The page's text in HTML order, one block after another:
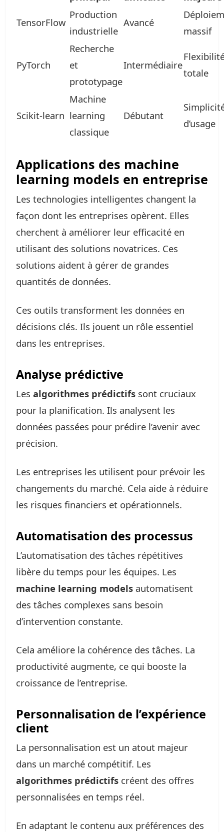
TensorFlow
Production
industrielle
Avancé
massif
PyTorch
Recherche
et
prototypage
Intermédiaire
totale
Scikit-learn
Machine
learning
classique
Débutant
d’usage
Applications des machine
learning models en entreprise
Les technologies intelligentes changent la
façon dont les entreprises opèrent. Elles
cherchent à améliorer leur efficacité en
utilisant des solutions novatrices. Ces
solutions aident à gérer de grandes
quantités de données.
Ces outils transforment les données en
décisions clés. Ils jouent un rôle essentiel
dans les entreprises.
Analyse prédictive
Les algorithmes prédictifs sont cruciaux
pour la planification. Ils analysent les
données passées pour prédire l’avenir avec
précision.
Les entreprises les utilisent pour prévoir les
changements du marché. Cela aide à réduire
les risques financiers et opérationnels.
Automatisation des processus
L’automatisation des tâches répétitives
libère du temps pour les équipes. Les
machine learning models automatisent
des tâches complexes sans besoin
d’intervention constante.
Cela améliore la cohérence des tâches. La
productivité augmente, ce qui booste la
croissance de l’entreprise.
Personnalisation de l’expérience
client
La personnalisation est un atout majeur
dans un marché compétitif. Les
algorithmes prédictifs créent des offres
personnalisées en temps réel.
En adaptant le contenu aux préférences des